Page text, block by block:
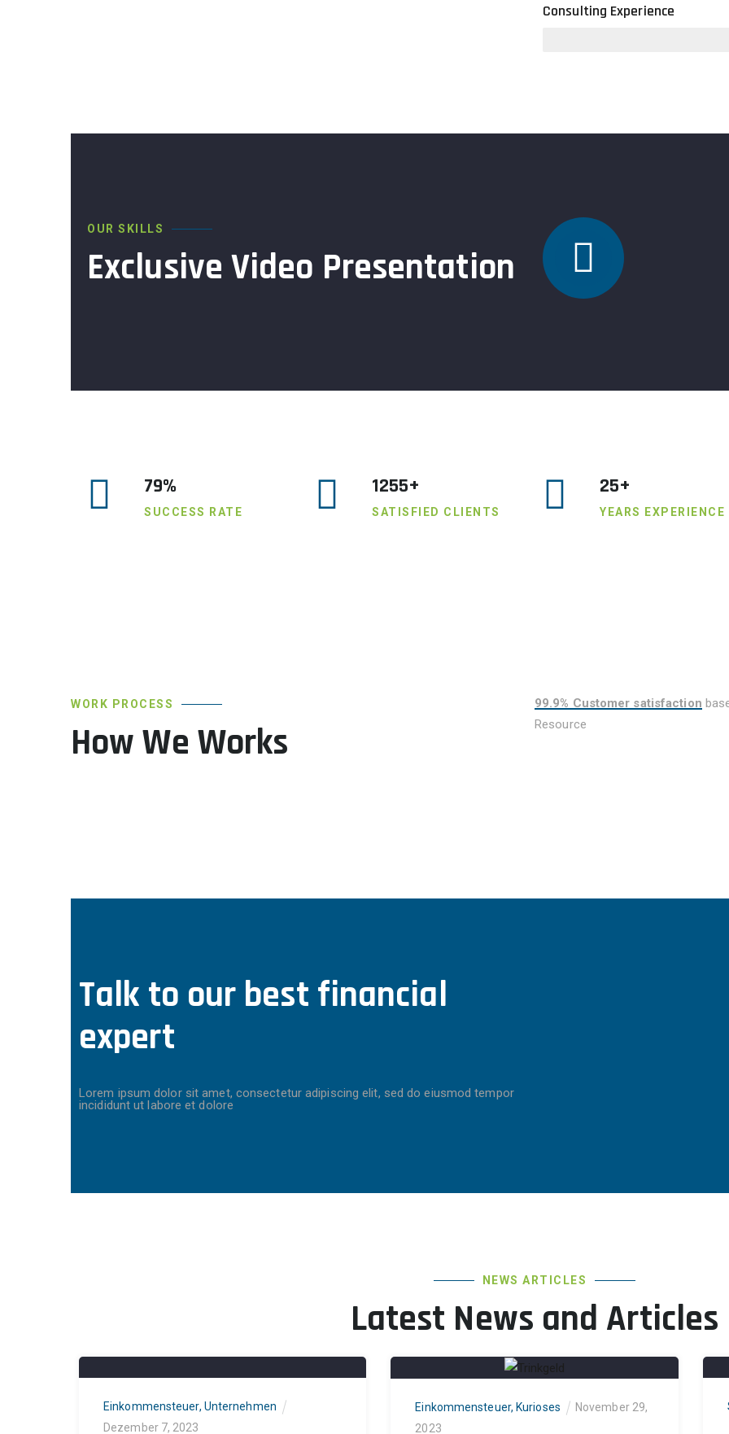
Consulting Experience
OUR SKILLS
Exclusive Video Presentation
79%
SUCCESS RATE
1255+
SATISFIED CLIENTS
25+
YEARS EXPERIENCE
WORK PROCESS
How We Works
99.9% Customer satisfaction
Resource
Talk to our best financial
expert
Lorem ipsum dolor sit amet, consectetur adipiscing elit, sed do eiusmod tempor
incididunt ut labore et dolore
NEWS ARTICLES
Latest News and Articles
Einkommensteuer, Unternehmen
Dezember 7, 2023
Einkommensteuer, Kurioses
November 29,
2023